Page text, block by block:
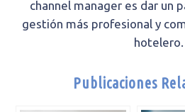
channel manager es dar un
gestión más profesional y
hotelero.
Publicaciones